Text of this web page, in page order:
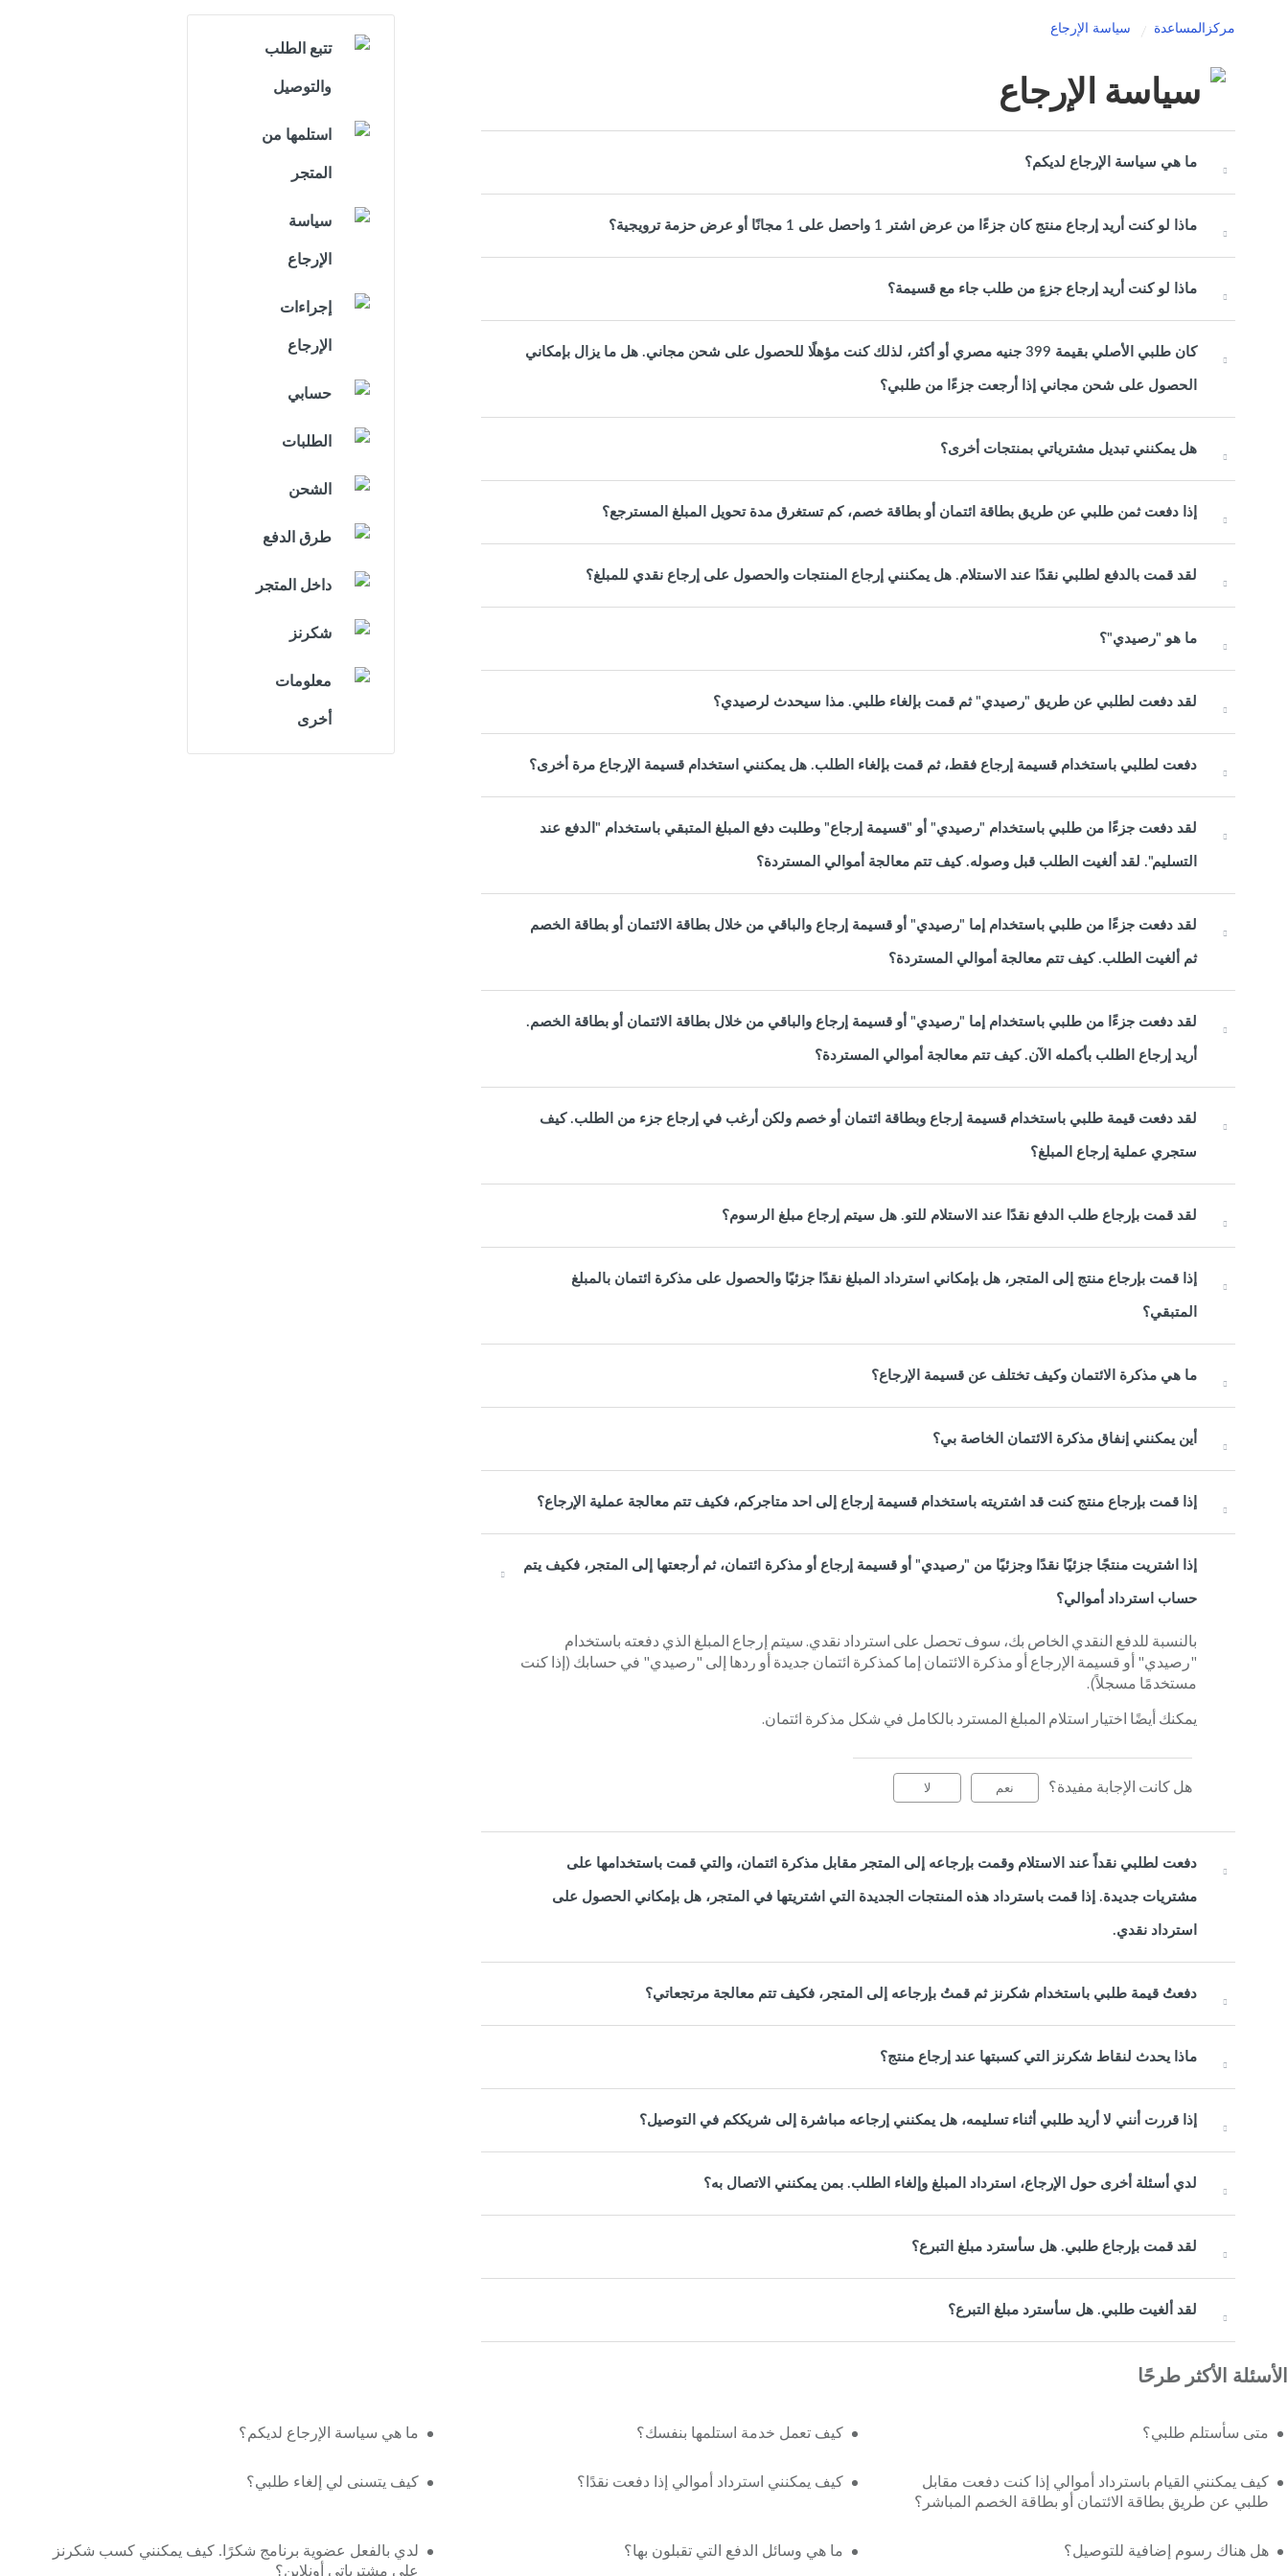
مركزالمساعدة سياسة الإرجاع
سياسة الإرجاع
ما هي سياسة الإرجاع لديكم؟
ماذا لو كنت أريد إرجاع منتج كان جزءًا من عرض اشتر 1 واحصل على 1 مجانًا أو عرض حزمة ترويجية؟
ماذا لو كنت أريد إرجاع جزءٍ من طلب جاء مع قسيمة؟
كان طلبي الأصلي بقيمة 399 جنيه مصري أو أكثر، لذلك كنت مؤهلًا للحصول على شحن مجاني. هل ما يزال بإمكاني
الحصول على شحن مجاني إذا أرجعت جزءًا من طلبي؟
هل يمكنني تبديل مشترياتي بمنتجات أخرى؟
إذا دفعت ثمن طلبي عن طريق بطاقة ائتمان أو بطاقة خصم، كم تستغرق مدة تحويل المبلغ المسترجع؟
لقد قمت بالدفع لطلبي نقدًا عند الاستلام. هل يمكنني إرجاع المنتجات والحصول على إرجاع نقدي للمبلغ؟
ما هو "رصيدي"؟
لقد دفعت لطلبي عن طريق "رصيدي" ثم قمت بإلغاء طلبي. مذا سيحدث لرصيدي؟
دفعت لطلبي باستخدام قسيمة إرجاع فقط، ثم قمت بإلغاء الطلب. هل يمكنني استخدام قسيمة الإرجاع مرة أخرى؟
لقد دفعت جزءًا من طلبي باستخدام "رصيدي" أو "قسيمة إرجاع" وطلبت دفع المبلغ المتبقي باستخدام "الدفع عند
التسليم". لقد ألغيت الطلب قبل وصوله. كيف تتم معالجة أموالي المستردة؟
لقد دفعت جزءًا من طلبي باستخدام إما "رصيدي" أو قسيمة إرجاع والباقي من خلال بطاقة الائتمان أو بطاقة الخصم
ثم ألغيت الطلب. كيف تتم معالجة أموالي المستردة؟
لقد دفعت جزءًا من طلبي باستخدام إما "رصيدي" أو قسيمة إرجاع والباقي من خلال بطاقة الائتمان أو بطاقة الخصم.
أريد إرجاع الطلب بأكمله الآن. كيف تتم معالجة أموالي المستردة؟
لقد دفعت قيمة طلبي باستخدام قسيمة إرجاع وبطاقة ائتمان أو خصم ولكن أرغب في إرجاع جزء من الطلب. كيف
ستجري عملية إرجاع المبلغ؟
لقد قمت بإرجاع طلب الدفع نقدًا عند الاستلام للتو. هل سيتم إرجاع مبلغ الرسوم؟
إذا قمت بإرجاع منتج إلى المتجر، هل بإمكاني استرداد المبلغ نقدًا جزئيًا والحصول على مذكرة ائتمان بالمبلغ
المتبقي؟
ما هي مذكرة الائتمان وكيف تختلف عن قسيمة الإرجاع؟
أين يمكنني إنفاق مذكرة الائتمان الخاصة بي؟
إذا قمت بإرجاع منتج كنت قد اشتريته باستخدام قسيمة إرجاع إلى احد متاجركم، فكيف تتم معالجة عملية الإرجاع؟
إذا اشتريت منتجًا جزئيًا نقدًا وجزئيًا من "رصيدي" أو قسيمة إرجاع أو مذكرة ائتمان، ثم أرجعتها إلى المتجر، فكيف يتم
حساب استرداد أموالي؟
بالنسبة للدفع النقدي الخاص بك، سوف تحصل على استرداد نقدي. سيتم إرجاع المبلغ الذي دفعته باستخدام
"رصيدي" أو قسيمة الإرجاع أو مذكرة الائتمان إما كمذكرة ائتمان جديدة أو ردها إلى "رصيدي" في حسابك (إذا كنت
مستخدمًا مسجلاً).
يمكنك أيضًا اختيار استلام المبلغ المسترد بالكامل في شكل مذكرة ائتمان.
هل كانت الإجابة مفيدة؟ نعم لا
دفعت لطلبي نقداً عند الاستلام وقمت بإرجاعه إلى المتجر مقابل مذكرة ائتمان، والتي قمت باستخدامها على
مشتريات جديدة. إذا قمت باسترداد هذه المنتجات الجديدة التي اشتريتها في المتجر، هل بإمكاني الحصول على
استرداد نقدي.
دفعتُ قيمة طلبي باستخدام شكرنز ثم قمتُ بإرجاعه إلى المتجر، فكيف تتم معالجة مرتجعاتي؟
ماذا يحدث لنقاط شكرنز التي كسبتها عند إرجاع منتج؟
إذا قررت أنني لا أريد طلبي أثناء تسليمه، هل يمكنني إرجاعه مباشرة إلى شريككم في التوصيل؟
لدي أسئلة أخرى حول الإرجاع، استرداد المبلغ وإلغاء الطلب. بمن يمكنني الاتصال به؟
لقد قمت بإرجاع طلبي. هل سأسترد مبلغ التبرع؟
لقد ألغيت طلبي. هل سأسترد مبلغ التبرع؟
تتبع الطلب
والتوصيل
استلمها من
المتجر
سياسة
الإرجاع
إجراءات
الإرجاع
حسابي
الطلبات
الشحن
طرق الدفع
داخل المتجر
شكرنز
معلومات
أخرى
الأسئلة الأكثر طرحًا
متى سأستلم طلبي؟ كيف تعمل خدمة استلمها بنفسك؟ ما هي سياسة الإرجاع لديكم؟
كيف يمكنني القيام باسترداد أموالي إذا كنت دفعت مقابل
طلبي عن طريق بطاقة الائتمان أو بطاقة الخصم المباشر؟
كيف يمكنني استرداد أموالي إذا دفعت نقدًا؟ كيف يتسنى لي إلغاء طلبي؟
هل هناك رسوم إضافية للتوصيل؟ ما هي وسائل الدفع التي تقبلون بها؟
لدي بالفعل عضوية برنامج شكرًا. كيف يمكنني كسب شكرنز
على مشترياتي أونلاين؟